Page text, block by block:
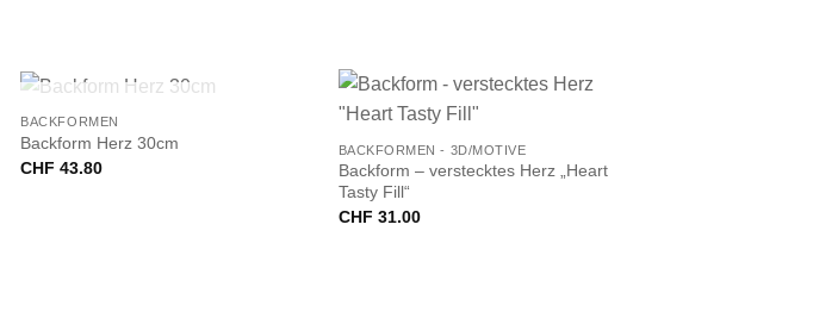
+
NICHT VORRÄTIG
BACKFORMEN
Backform Herz 30cm
CHF 43.80
BACKFORMEN - 3D/MOTIVE
Backform – verstecktes Herz „Heart
Tasty Fill“
CHF 31.00